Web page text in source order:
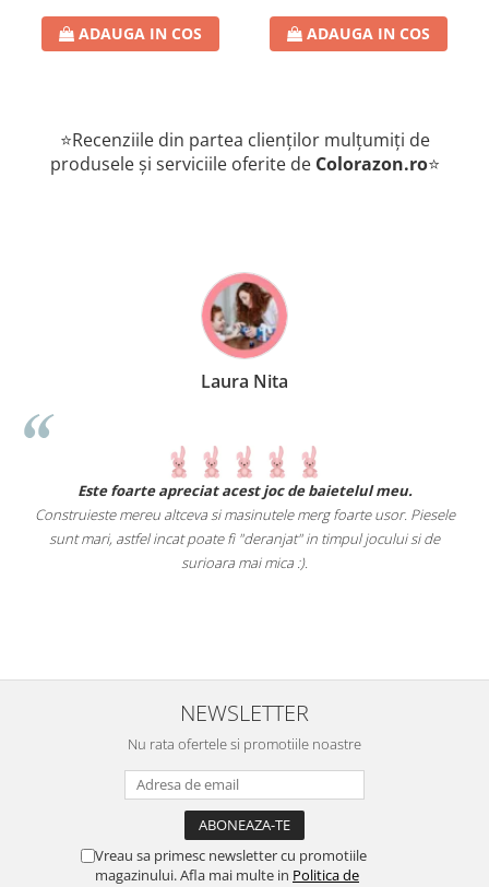
ADAUGA IN COS ADAUGA IN COS
⭐Recenziile din partea clienților mulțumiți de
produsele și serviciile oferite de Colorazon.ro⭐
Laura Nita
Este foarte apreciat acest joc de baietelul meu.
Construieste mereu altceva si masinutele merg foarte usor. Piesele
sunt mari, astfel incat poate fi "deranjat" in timpul jocului si de
surioara mai mica :).
NEWSLETTER
Nu rata ofertele si promotiile noastre
Vreau sa primesc newsletter cu promotiile
magazinului. Afla mai multe in Politica de